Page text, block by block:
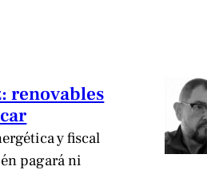
renovables
y fiscal
pagará ni